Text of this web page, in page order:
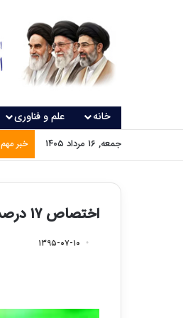
خانه علم و فناوری
جمعه, ۱۶ مرداد ۱۴۰۵ خبر مهم
اختصاص ۱۷ درصد اعتبار صندوق نوآوری و شکوفایی به حوزه زیست فناوری
۱۳۹۵-۰۷-۱۰